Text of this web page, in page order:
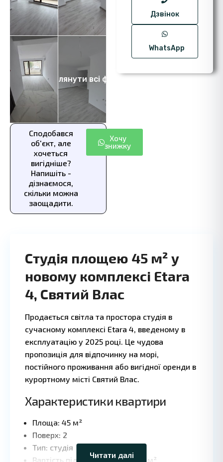
Переглянути всі фото 7
Сподобався
об'єкт, але
хочеться
вигідніше?
Напишіть -
дізнаємося,
скільки можна
заощадити.
Хочу
знижку
Дзвінок
WhatsApp
Студія площею 45 м² у
новому комплексі Etara
4, Святий Влас
Продається світла та простора студія в
сучасному комплексі Etara 4, введеному в
експлуатацію у 2025 році. Це чудова
пропозиція для відпочинку на морі,
постійного проживання або вигідної оренди в
курортному місті Святий Влас.
Характеристики квартири
Площа: 45 м²
Поверх: 2
Тип: студія
Вартість підтримки: 12 євро за м²
Читати далі